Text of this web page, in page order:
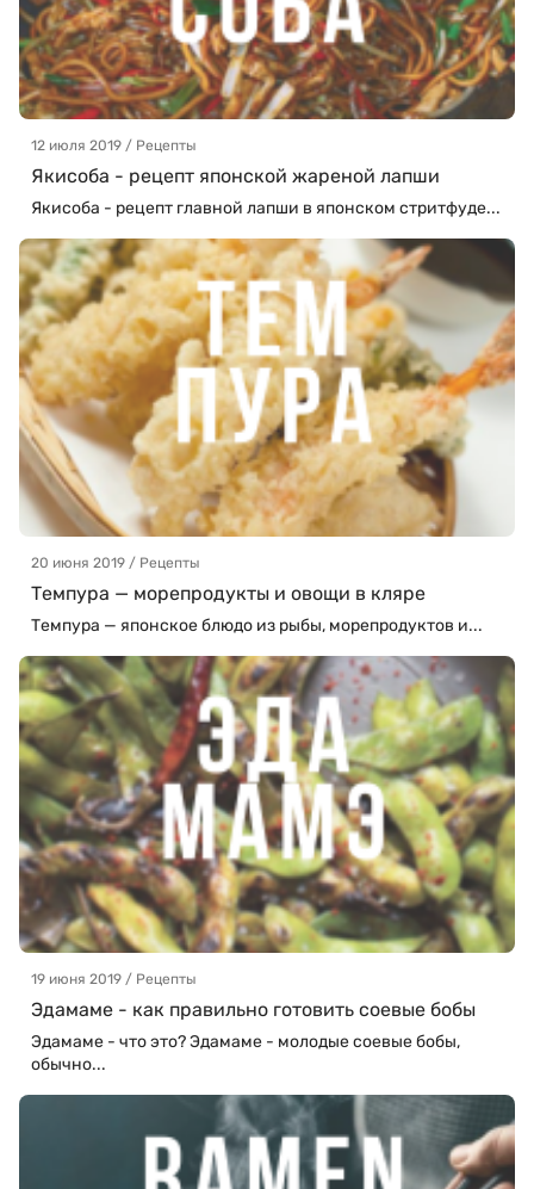
12 июля 2019 / Рецепты
Якисоба - рецепт японской жареной лапши
Якисоба - рецепт главной лапши в японском стритфуде...
20 июня 2019 / Рецепты
Темпура — морепродукты и овощи в кляре
Темпура — японское блюдо из рыбы, морепродуктов и...
19 июня 2019 / Рецепты
Эдамаме - как правильно готовить соевые бобы
Эдамаме - что это? Эдамаме - молодые соевые бобы,
обычно...